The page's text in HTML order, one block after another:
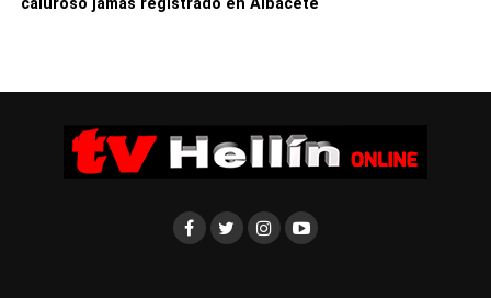
de mañana y entre las materias incluidas destaca una
como manipulador de productos fitosanitarios o la
validación de la formación exigida para las distintas
Cabe destacar que este curso de Poda del Olivar se
caluroso jamás registrado en Albacete